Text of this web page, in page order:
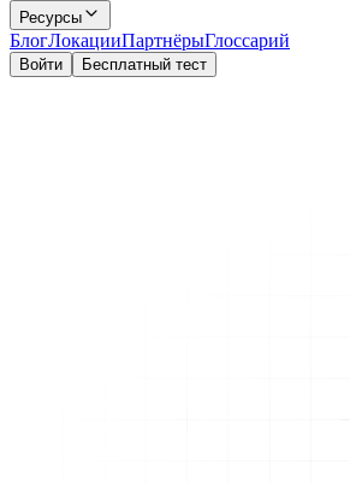
Ресурсы
БлогЛокацииПартнёрыГлоссарий
Войти Бесплатный тест